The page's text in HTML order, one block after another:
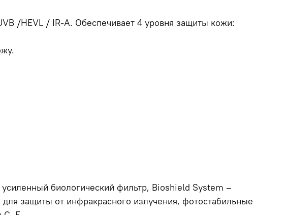
/HEVL / IR-A. Обеспечивает 4 уровня защиты кожи:
биологический фильтр, Bioshield System –
защиты от инфракрасного излучения, фотостабильные